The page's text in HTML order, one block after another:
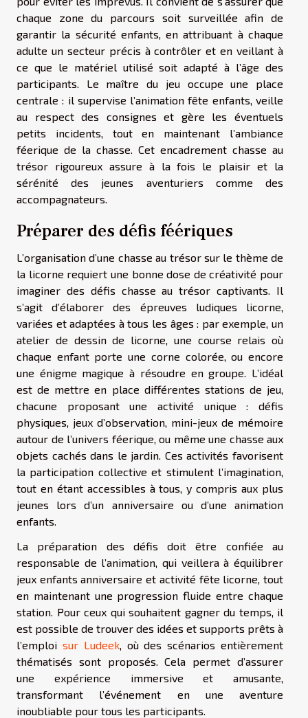
chaque zone du parcours soit surveillée afin de
garantir la sécurité enfants, en attribuant à chaque
adulte un secteur précis à contrôler et en veillant à
ce que le matériel utilisé soit adapté à l’âge des
participants. Le maître du jeu occupe une place
centrale : il supervise l’animation fête enfants, veille
au respect des consignes et gère les éventuels
petits incidents, tout en maintenant l’ambiance
féerique de la chasse. Cet encadrement chasse au
trésor rigoureux assure à la fois le plaisir et la
sérénité des jeunes aventuriers comme des
accompagnateurs.
Préparer des défis féériques
L’organisation d’une chasse au trésor sur le thème de
la licorne requiert une bonne dose de créativité pour
imaginer des défis chasse au trésor captivants. Il
s’agit d’élaborer des épreuves ludiques licorne,
variées et adaptées à tous les âges : par exemple, un
atelier de dessin de licorne, une course relais où
chaque enfant porte une corne colorée, ou encore
une énigme magique à résoudre en groupe. L’idéal
est de mettre en place différentes stations de jeu,
chacune proposant une activité unique : défis
physiques, jeux d’observation, mini-jeux de mémoire
autour de l’univers féerique, ou même une chasse aux
objets cachés dans le jardin. Ces activités favorisent
la participation collective et stimulent l’imagination,
tout en étant accessibles à tous, y compris aux plus
jeunes lors d’un anniversaire ou d’une animation
enfants.
La préparation des défis doit être confiée au
responsable de l’animation, qui veillera à équilibrer
jeux enfants anniversaire et activité fête licorne, tout
en maintenant une progression fluide entre chaque
station. Pour ceux qui souhaitent gagner du temps, il
est possible de trouver des idées et supports prêts à
l’emploi sur Ludeek, où des scénarios entièrement
thématisés sont proposés. Cela permet d’assurer
une expérience immersive et amusante,
transformant l’événement en une aventure
inoubliable pour tous les participants.